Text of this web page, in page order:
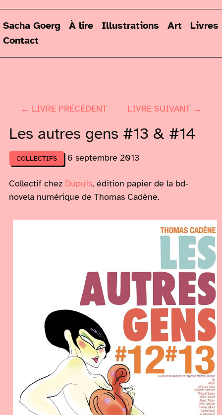
Sacha Goerg À lire Illustrations Art
Livres
Contact
← LIVRE PRÉCÉDENT LIVRE SUIVANT →
Les autres gens #13 & #14
COLLECTIFS 6 septembre 2013
Collectif chez Dupuis, édition papier de la bd-
novela numérique de Thomas Cadène.